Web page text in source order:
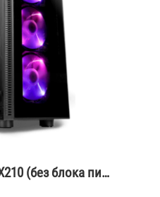
(без блока пи…